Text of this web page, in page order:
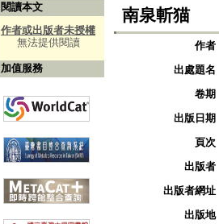
閱讀本文
作者或出版者未授權
無法提供閱讀
加值服務
南泉斬猫
作者
出處題名
卷期
出版日期
頁次
出版者
出版者網址
出版地